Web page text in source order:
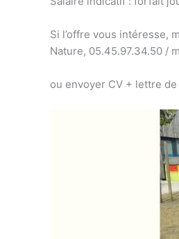
Si l’offre vous intéresse,
Nature, 05.45.97.34.50 /
ou envoyer CV + lettre de